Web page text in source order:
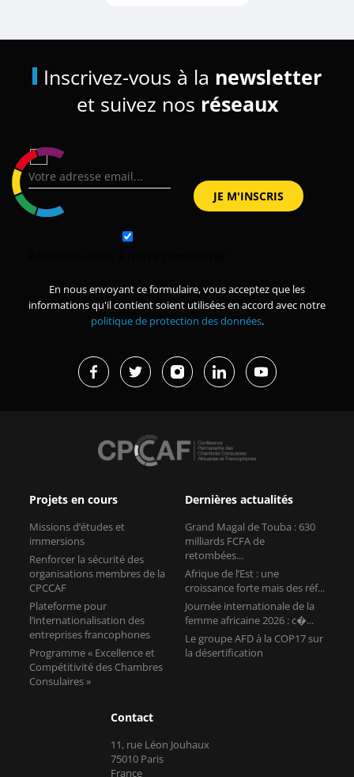
Inscrivez-vous à la newsletter
et suivez nos réseaux
En nous envoyant ce formulaire, vous acceptez que les
informations qu'il contient soient utilisées en accord avec notre
politique de protection des données.
Projets en cours
Missions d’études et
immersions
Renforcer la sécurité des
organisations membres de la
CPCCAF
Plateforme pour
l’internationalisation des
entreprises francophones
Programme « Excellence et
Compétitivité des Chambres
Consulaires »
Dernières actualités
Grand Magal de Touba : 630
milliards FCFA de
retombées...
Afrique de l’Est : une
croissance forte mais des réf...
Journée internationale de la
femme africaine 2026 : c�...
Le groupe AFD à la COP17 sur
la désertification
Contact
11, rue Léon Jouhaux
75010 Paris
France